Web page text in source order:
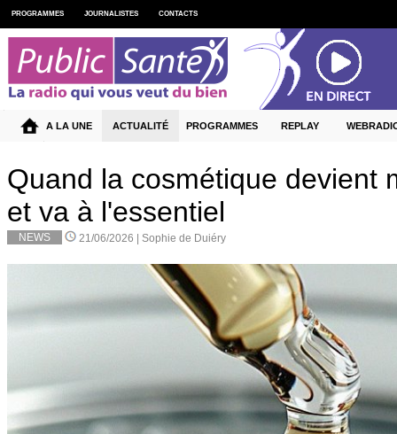
Quand la cosmétique devient
et va à l'essentiel
NEWS 21/06/2026 | Sophie de Duiéry
PROGRAMMES JOURNALISTES CONTACTS
A LA UNE ACTUALITÉ PROGRAMMES REPLAY